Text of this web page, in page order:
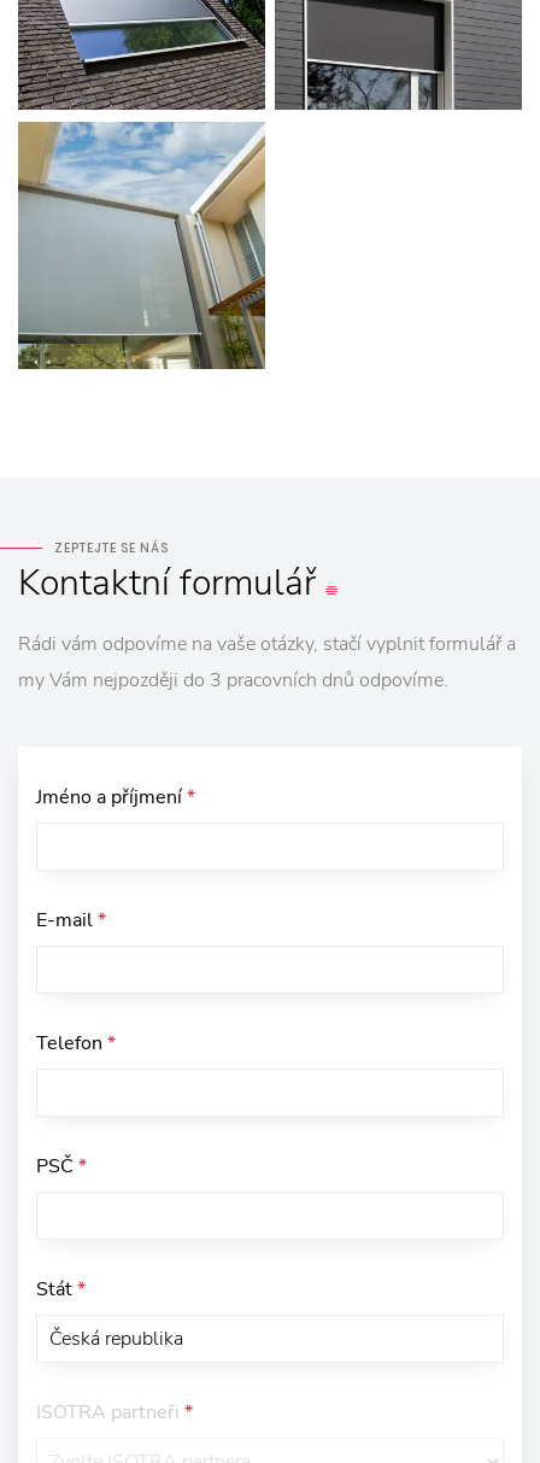
ZEPTEJTE SE NÁS
Kontaktníformulář
Rádi vám odpovíme na vaše otázky, stačí vyplnit formulář a
my Vám nejpozději do 3 pracovních dnů odpovíme.
Jméno a příjmení*
E-mail*
Telefon *
PSČ *
Stát*
ISOTRA partneři *